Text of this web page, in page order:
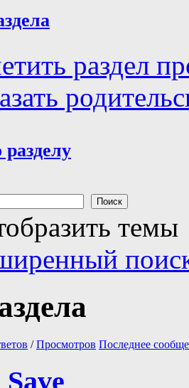
раздел
темы
/Просмотров Последнее